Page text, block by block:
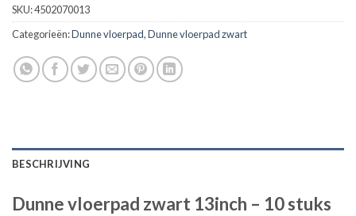
SKU:4502070013
Categorieën:Dunne vloerpad,Dunne vloerpad zwart
BESCHRIJVING
Dunne vloerpad zwart 13inch – 10 stuks